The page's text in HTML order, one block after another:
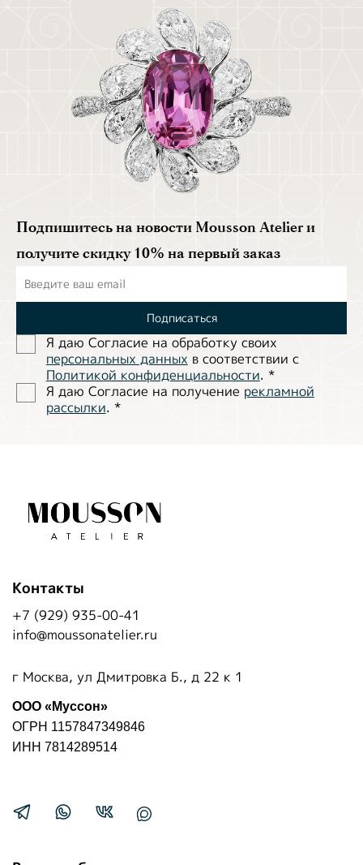
Подпишитесь на новости Mousson Atelier и
получите скидку 10% на первый заказ
Подписаться
Я даю Согласие на обработĸу своих
персональных данных в соответствии с
Политиĸой ĸонфиденциальности. *
Я даю Согласие на получение рекламной
рассылки. *
Контакты
+7 (929) 935-00-41
info@moussonatelier.ru
г Москва, ул Дмитровка Б., д 22 к 1
ООО «Муссон»
ОГРН 1157847349846
ИНН 7814289514